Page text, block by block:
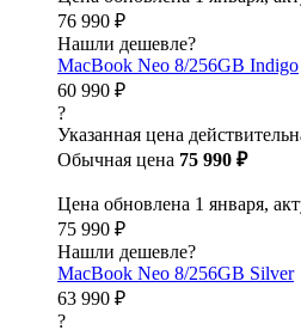
76 990 ₽
Нашли дешевле?
MacBook Neo 8/256GB Indigo
60 990 ₽
?
Указанная цена
Обычная цена 75 990 ₽
Цена обновлена 1 января,
75 990 ₽
Нашли дешевле?
MacBook Neo 8/256GB Silver
63 990 ₽
?